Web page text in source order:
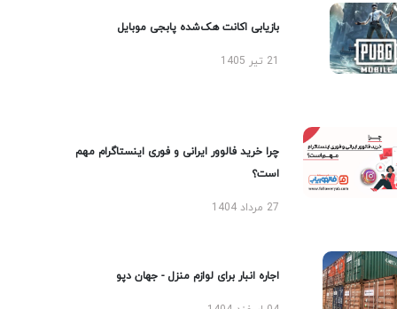
بازیابی اکانت هک‌شده پابجی موبایل
چرا خرید فالوور ایرانی و فوری اینستاگرام مهم
است؟
27 مرداد 1404
اجاره انبار برای لوازم منزل - جهان دپو